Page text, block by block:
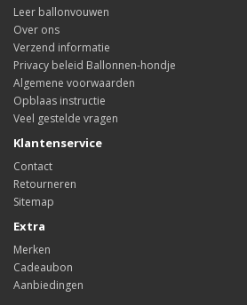
Leer ballonvouwen
Over ons
Verzend informatie
Privacy beleid Ballonnen-hondje
Algemene voorwaarden
Opblaas instructie
Veel gestelde vragen
Klantenservice
Contact
Retourneren
Sitemap
Extra
Merken
Cadeaubon
Aanbiedingen